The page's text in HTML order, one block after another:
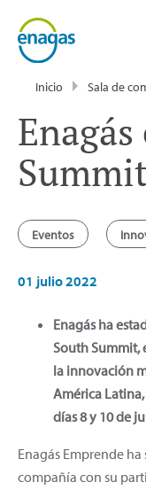
Inicio Sala de
Eventos
01 julio 2022
Enagás ha
South Summit,
la innovación
América
días 8 y 10 de
Enagás Emprende
compañía con su